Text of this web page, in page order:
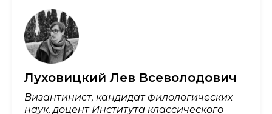
Луховицкий Лев Всеволодович
Византинист, кандидат филологических
наук, доцент Института классического